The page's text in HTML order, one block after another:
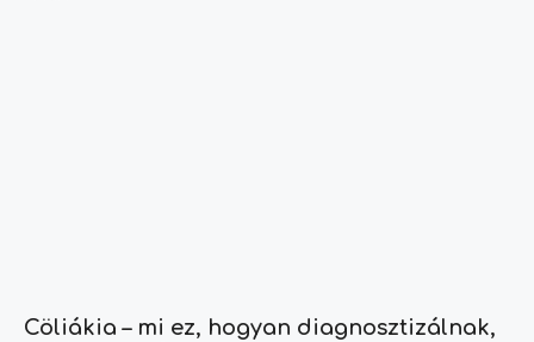
Cöliákia – mi ez, hogyan diagnosztizálnak,